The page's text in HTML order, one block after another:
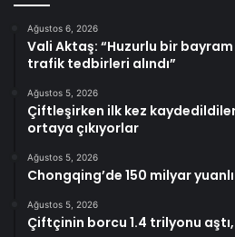
Ağustos 6, 2026
Vali Aktaş: “Huzurlu bir
trafik tedbirleri alındı”
Ağustos 5, 2026
Çiftleşirken ilk kez
ortaya çıkıyorlar
Ağustos 5, 2026
Chongqing’de 150 milyar
Ağustos 5, 2026
Çiftçinin borcu 1.4 trilyonu